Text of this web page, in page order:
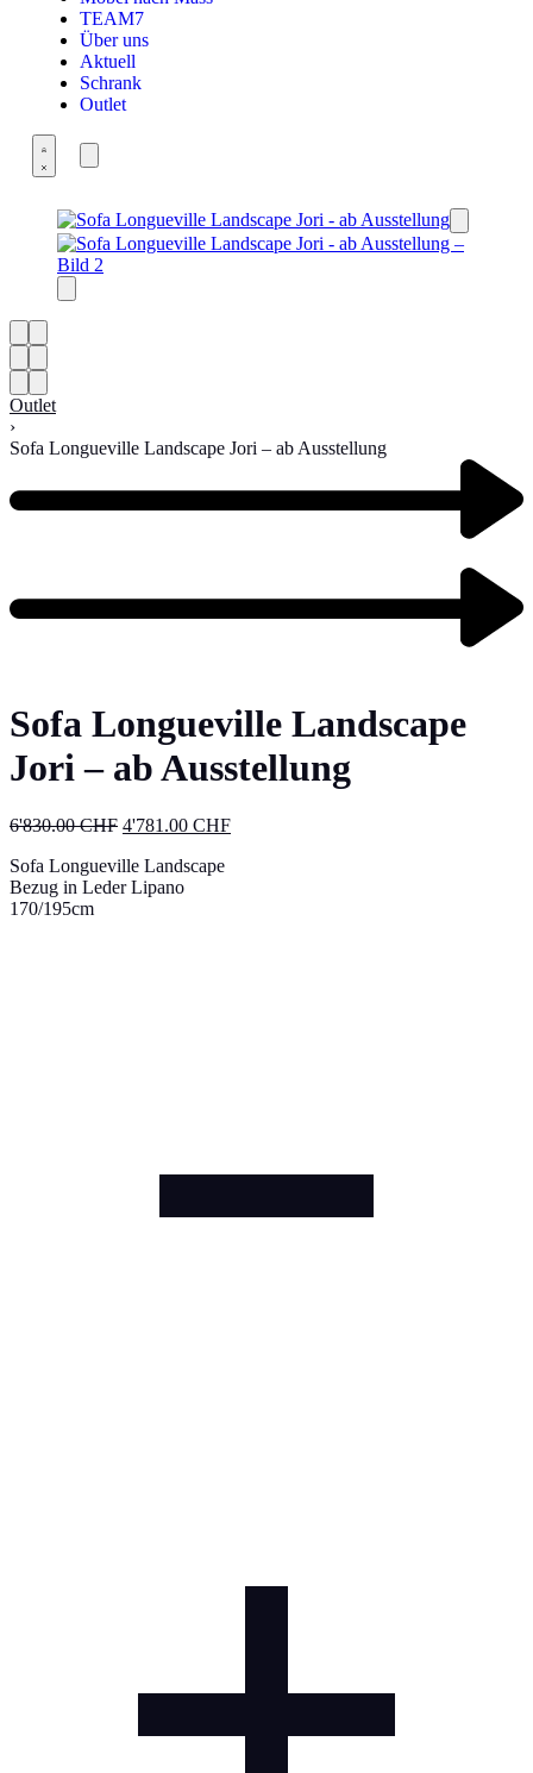
TEAM7
Über uns
Aktuell
Schrank
Outlet
Outlet
›
Sofa Longueville Landscape Jori – ab Ausstellung
Sofa Longueville Landscape
Jori – ab Ausstellung
6'830.00CHF 4'781.00 CHF
Sofa Longueville Landscape
Bezug in Leder Lipano
170/195cm